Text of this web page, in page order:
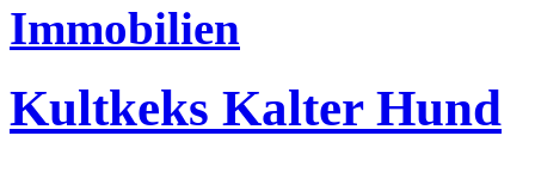
Immobilien
Kultkeks Kalter Hund